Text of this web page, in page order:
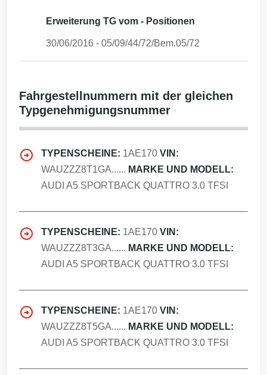
Erweiterung TG vom - Positionen
30/06/2016 - 05/09/44/72/Bem.05/72
Fahrgestellnummern mit der gleichen
Typgenehmigungsnummer
TYPENSCHEINE: 1AE170 VIN:
WAUZZZ8T1GA...... MARKE UND MODELL:
AUDI A5 SPORTBACK QUATTRO 3.0 TFSI
TYPENSCHEINE: 1AE170 VIN:
WAUZZZ8T3GA...... MARKE UND MODELL:
AUDI A5 SPORTBACK QUATTRO 3.0 TFSI
TYPENSCHEINE: 1AE170 VIN:
WAUZZZ8T5GA...... MARKE UND MODELL:
AUDI A5 SPORTBACK QUATTRO 3.0 TFSI